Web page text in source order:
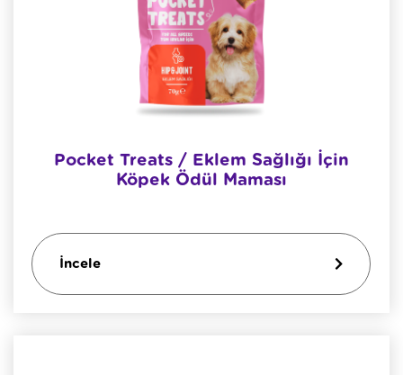
Pocket Treats / Eklem Sağlığı İçin
Köpek Ödül Maması
İncele